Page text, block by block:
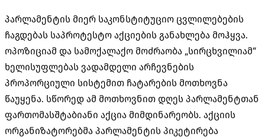
პარლამენტის მიერ საკონსტიტუციო ცვლილებების
ჩაგდებას საპროტესტო აქციების განახლება მოჰყვა.
ოპოზიციამ და სამოქალაქო მოძრაობა „სირცხვილიამ“
ხელისუფლებას ვადამდელი არჩევნების
პროპორციული სისტემით ჩატარების მოთხოვნა
წაუყენა. სწორედ ამ მოთხოვნით დღეს პარლამენტთან
ფართომასშტაბიანი აქცია მიმდინარეობს. აქციის
ორგანიზატორებმა პარლამენტის პიკეტირება